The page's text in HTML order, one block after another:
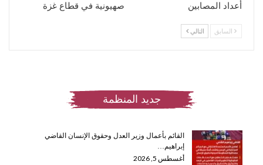
أعداد المصابين
صهيونية في قطاع غزة
السابق التالي
جديد المنظمة
القائم بأعمال وزير العدل وحقوق الإنسان القاضي
إبراهيم…
أغسطس 5, 2026